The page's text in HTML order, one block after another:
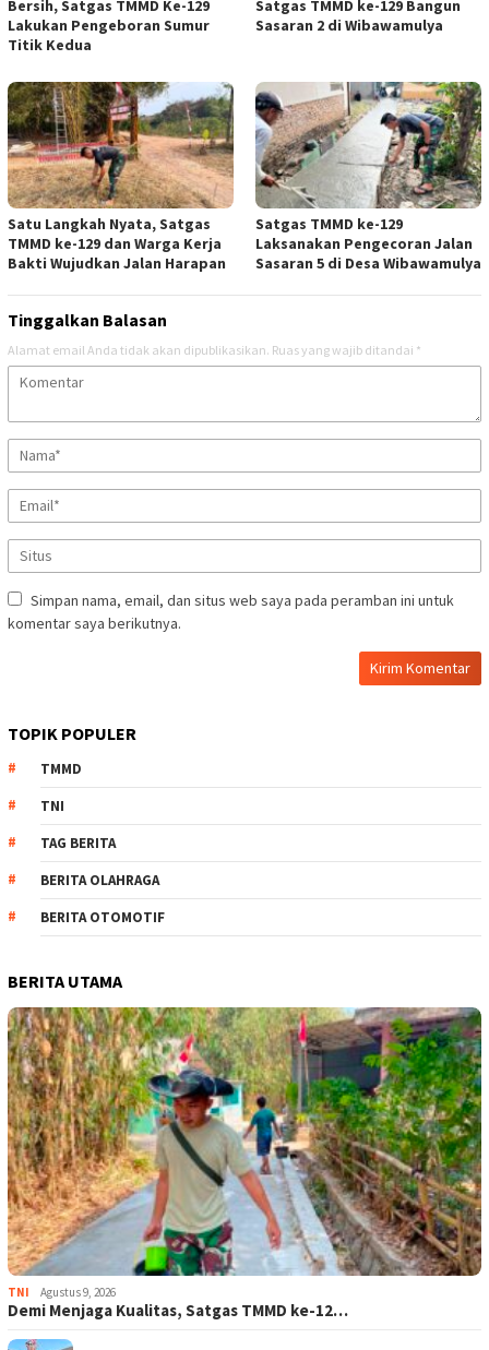
Bersih, Satgas TMMD Ke-129
Lakukan Pengeboran Sumur
Titik Kedua
Satgas TMMD ke-129 Bangun
Sasaran 2 di Wibawamulya
Satu Langkah Nyata, Satgas
TMMD ke-129 dan Warga Kerja
Bakti Wujudkan Jalan Harapan
Satgas TMMD ke-129
Laksanakan Pengecoran Jalan
Sasaran 5 di Desa Wibawamulya
Tinggalkan Balasan
Alamat email Anda tidak akan dipublikasikan. Ruas yang wajib ditandai *
Simpan nama, email, dan situs web saya pada peramban ini untuk
komentar saya berikutnya.
TOPIK POPULER
TMMD
TNI
TAG BERITA
BERITA OLAHRAGA
BERITA OTOMOTIF
BERITA UTAMA
TNI Agustus 9, 2026
Demi Menjaga Kualitas, Satgas TMMD ke-12…